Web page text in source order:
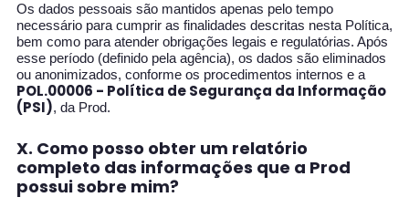
Os dados pessoais são mantidos apenas pelo tempo
necessário para cumprir as finalidades descritas nesta Política,
bem como para atender obrigações legais e regulatórias. Após
esse período (definido pela agência), os dados são eliminados
ou anonimizados, conforme os procedimentos internos e a
POL.00006 - Política de Segurança da Informação
(PSI), da Prod.
X. Como posso obter um relatório
completo das informações que a Prod
possui sobre mim?